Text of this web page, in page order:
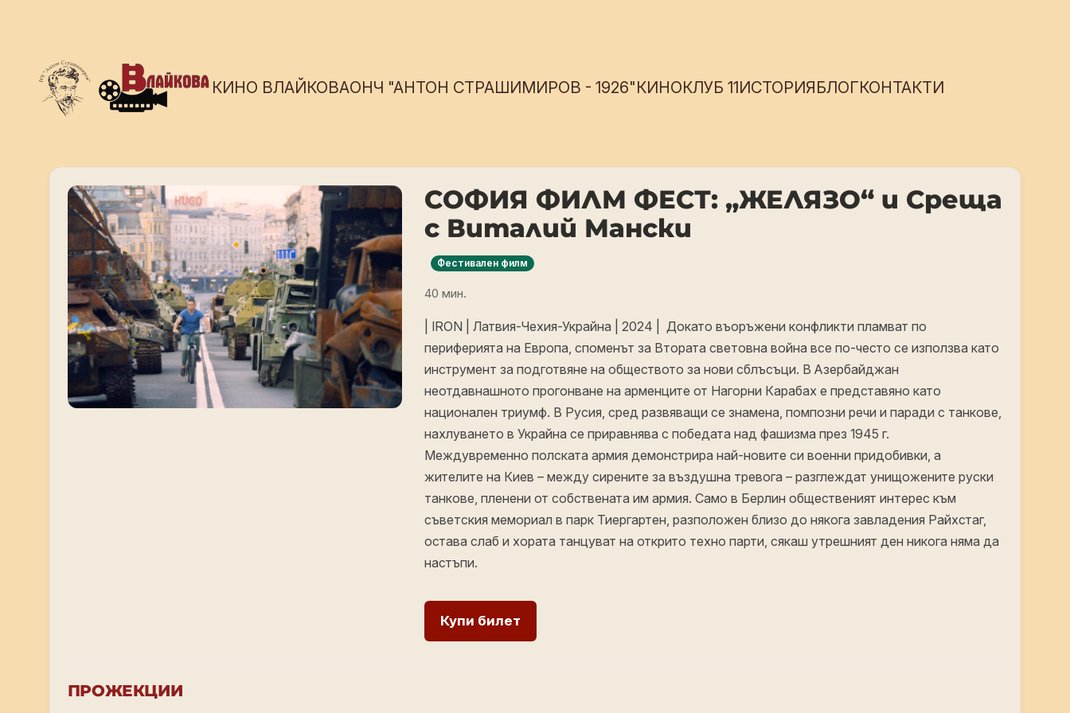
КИНО ВЛАЙКОВАОНЧ "АНТОН СТРАШИМИРОВ - 1926"КИНОКЛУБ 11ИСТОРИЯБЛОГКОНТАКТИ
СОФИЯ ФИЛМ ФЕСТ: „ЖЕЛЯЗО“ и Среща
с Виталий Мански
Фестивален филм
40 мин.
| IRON | Латвия-Чехия-Украйна | 2024 | Докато въоръжени конфликти пламват по
периферията на Европа, споменът за Втората световна война все по-често се използва като
инструмент за подготвяне на обществото за нови сблъсъци. В Азербайджан
неотдавнашното прогонване на арменците от Нагорни Карабах е представяно като
национален триумф. В Русия, сред развяващи се знамена, помпозни речи и паради с танкове,
нахлуването в Украйна се приравнява с победата над фашизма през 1945 г.
Междувременно полската армия демонстрира най-новите си военни придобивки, а
жителите на Киев – между сирените за въздушна тревога – разглеждат унищожените руски
танкове, пленени от собствената им армия. Само в Берлин общественият интерес към
съветския мемориал в парк Тиергартен, разположен близо до някога завладения Райхстаг,
остава слаб и хората танцуват на открито техно парти, сякаш утрешният ден никога няма да
настъпи.
Купи билет
ПРОЖЕКЦИИ